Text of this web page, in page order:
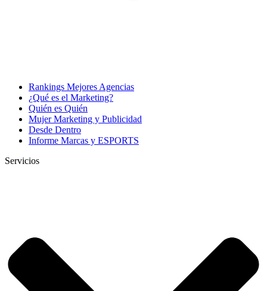
Rankings Mejores Agencias
¿Qué es el Marketing?
Quién es Quién
Mujer Marketing y Publicidad
Desde Dentro
Informe Marcas y ESPORTS
Servicios